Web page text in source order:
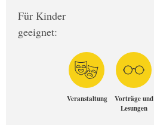
Für Kinder
geeignet:
Veranstaltung
Vorträge und
Lesungen